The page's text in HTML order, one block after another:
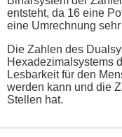
entsteht, da 16 eine
eine Umrechnung
Die Zahlen des
Hexadezimalsystems
Lesbarkeit für den
werden kann und die
Stellen hat.